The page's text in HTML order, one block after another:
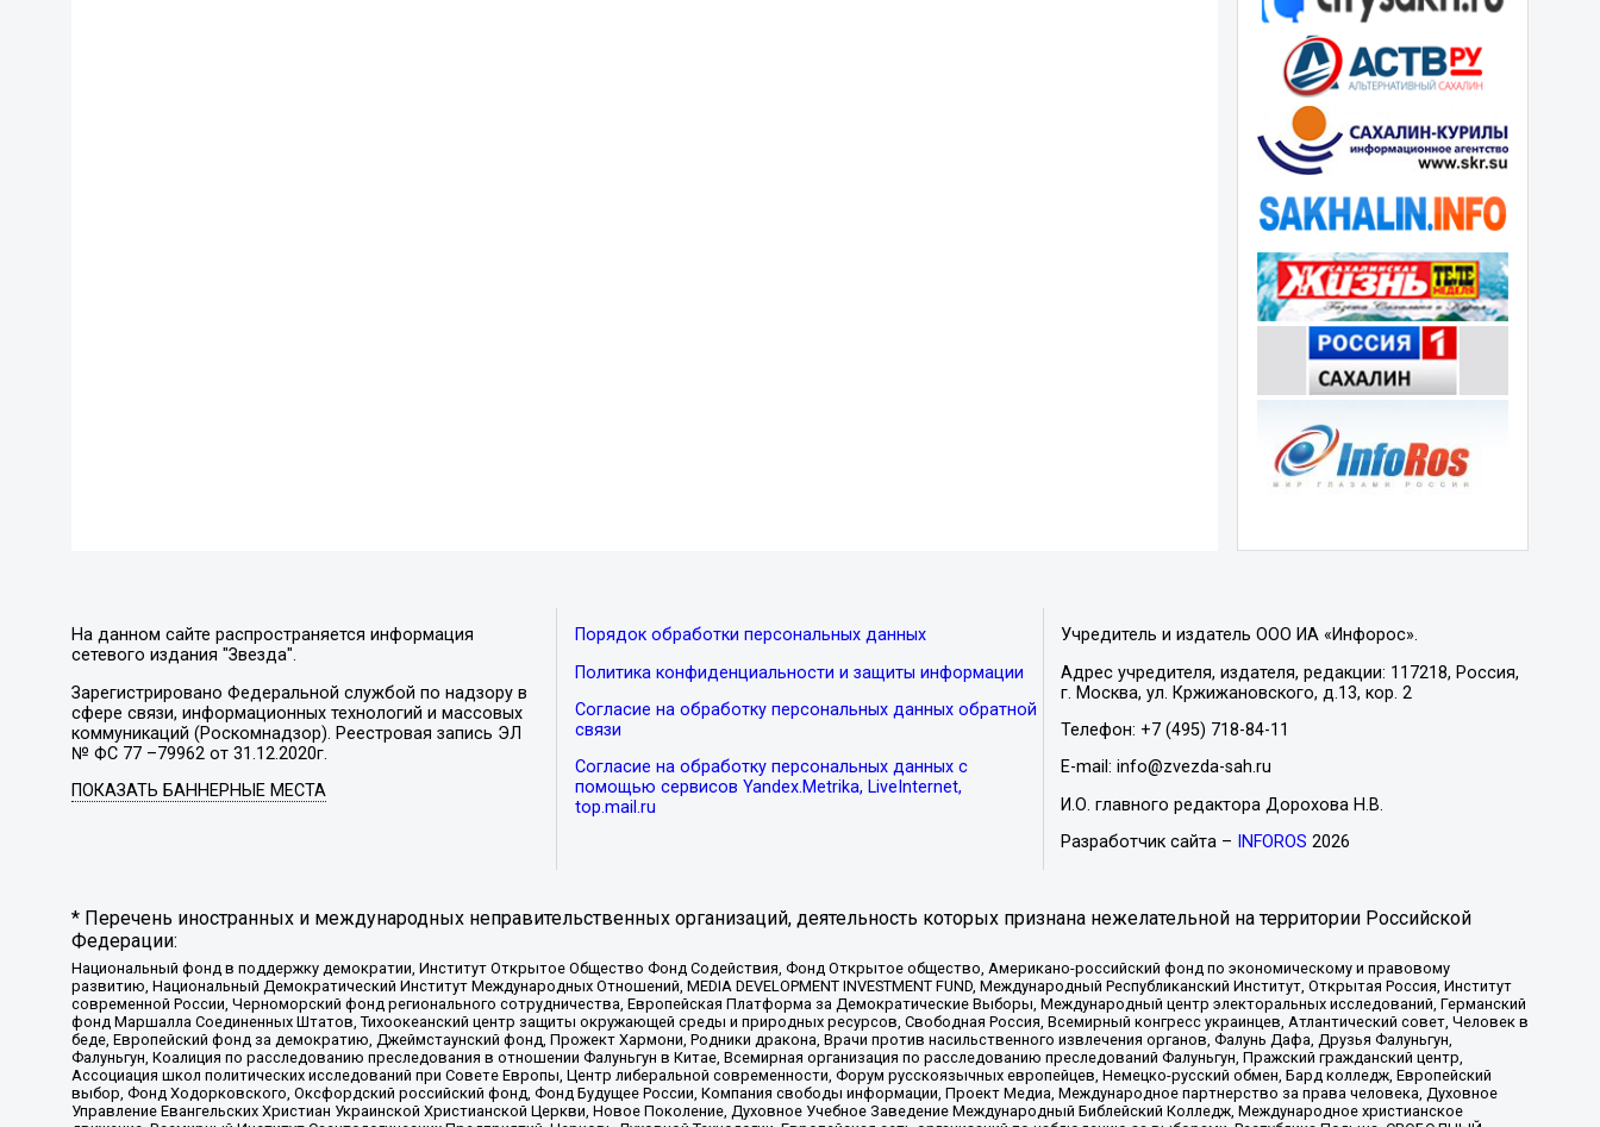
На данном сайте распространяется информация
сетевого издания "Звезда".
Зарегистрировано Федеральной службой по надзору в
сфере связи, информационных технологий и массовых
коммуникаций (Роскомнадзор). Реестровая запись ЭЛ
№ ФС 77 –79962 от 31.12.2020г.
ПОКАЗАТЬ БАННЕРНЫЕ МЕСТА
Порядок обработки персональных данных
Политика конфиденциальности и защиты информации
Согласие на обработку персональных данных обратной
связи
Согласие на обработку персональных данных с
помощью сервисов Yandex.Metrika, LiveInternet,
top.mail.ru
Учредитель и издатель ООО ИА «Инфорос».
Адрес учредителя, издателя, редакции: 117218, Россия,
г. Москва, ул. Кржижановского, д.13, кор. 2
Телефон: +7 (495) 718-84-11
E-mail: info@zvezda-sah.ru
И.О. главного редактора Дорохова Н.В.
Разработчик сайта –
INFOROS 2026
* Перечень иностранных и международных неправительственных организаций, деятельность которых признана нежелательной на территории Российской
Федерации:
Национальный фонд в поддержку демократии, Институт Открытое Общество Фонд Содействия, Фонд Открытое общество, Американо-российский фонд по экономическому и правовому
развитию, Национальный Демократический Институт Международных Отношений, MEDIA DEVELOPMENT INVESTMENT FUND, Международный Республиканский Институт, Открытая Россия, Институт
современной России, Черноморский фонд регионального сотрудничества, Европейская Платформа за Демократические Выборы, Международный центр электоральных исследований, Германский
фонд Маршалла Соединенных Штатов, Тихоокеанский центр защиты окружающей среды и природных ресурсов, Свободная Россия, Всемирный конгресс украинцев, Атлантический совет, Человек в
беде, Европейский фонд за демократию, Джеймстаунский фонд, Прожект Хармони, Родники дракона, Врачи против насильственного извлечения органов, Фалунь Дафа, Друзья Фалуньгун,
Фалуньгун, Коалиция по расследованию преследования в отношении Фалуньгун в Китае, Всемирная организация по расследованию преследований Фалуньгун, Пражский гражданский центр,
Ассоциация школ политических исследований при Совете Европы, Центр либеральной современности, Форум русскоязычных европейцев, Немецко-русский обмен, Бард колледж, Европейский
выбор, Фонд Ходорковского, Оксфордский российский фонд, Фонд Будущее России, Компания свободы информации, Проект Медиа, Международное партнерство за права человека, Духовное
Управление Евангельских Христиан Украинской Христианской Церкви, Новое Поколение, Духовное Учебное Заведение Международный Библейский Колледж, Международное христианское